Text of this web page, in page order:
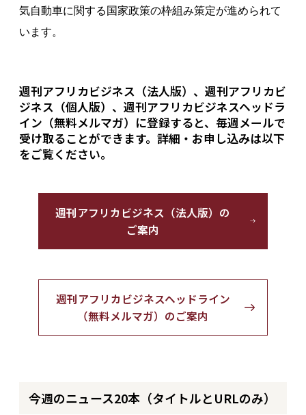
気自動車に関する国家政策の枠組み策定が進められて
います。
週刊アフリカビジネス（法人版）、週刊アフリカビ
ジネス（個人版）、週刊アフリカビジネスヘッドラ
イン（無料メルマガ）に登録すると、毎週メールで
受け取ることができます。詳細・お申し込みは以下
をご覧ください。
週刊アフリカビジネス（法人版）の
ご案内
週刊アフリカビジネスヘッドライン
（無料メルマガ）のご案内
今週のニュース20本（タイトルとURLのみ）